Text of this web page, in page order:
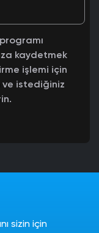
kaydetmek
işlemi için
ve istediğiniz
sizin için